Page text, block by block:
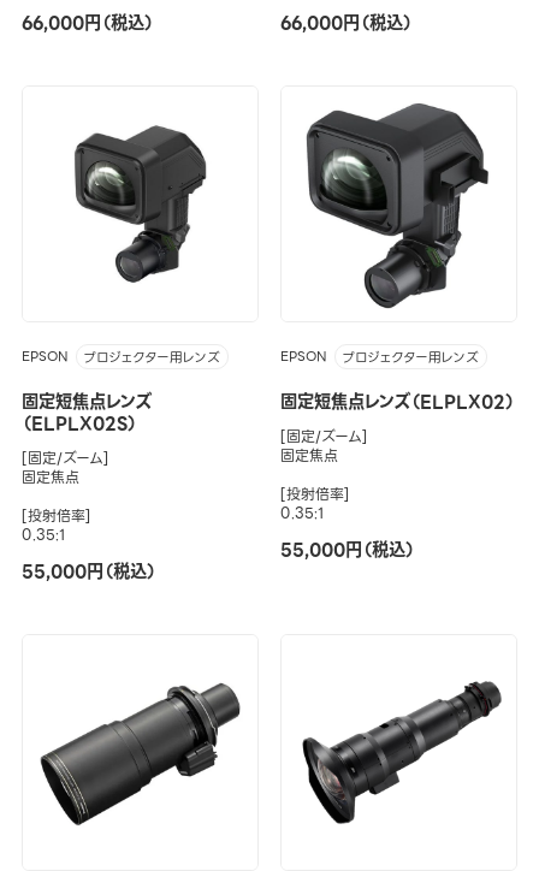
66,000円（税込） 66,000円（税込）
EPSON プロジェクター用レンズ
固定短焦点レンズ
（ELPLX02S）
[固定/ズーム]
固定焦点
[投射倍率]
0.35:1
55,000円（税込）
EPSON プロジェクター用レンズ
固定短焦点レンズ（ELPLX02）
[固定/ズーム]
固定焦点
[投射倍率]
0.35:1
55,000円（税込）